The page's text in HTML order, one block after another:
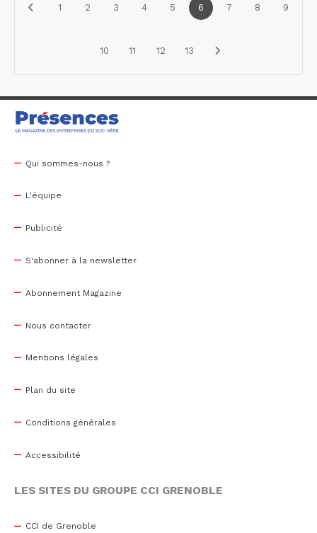
1 2 3 4 5 6 7 8 9
10 11 12 13
Qui sommes-nous ?
L'équipe
Publicité
S'abonner à la newsletter
Abonnement Magazine
Nous contacter
Mentions légales
Plan du site
Conditions générales
Accessibilité
LES SITES DU GROUPE CCI GRENOBLE
CCI de Grenoble